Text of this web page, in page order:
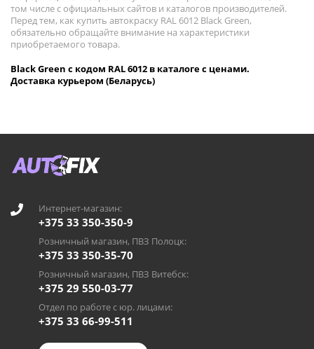
том числе с официальных сайтов и каталогов производителей.
Перед тем, как купить автокраску RAL 6012 Black Green,
обязательно обращайте внимание на характеристики
приобретаемого товара.
Black Green с кодом RAL 6012 в каталоге с ценами.
Доставка курьером (Беларусь)
Интернет-магазин:
+375 33 350-350-9
Розничный магазин, ПВЗ Полоцк:
+375 33 350-35-70
Розничный магазин, ПВЗ Витебск:
+375 29 550-03-77
Отдел по работе с юр. лицами:
+375 33 66-99-511